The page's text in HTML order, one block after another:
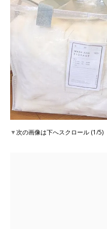
▼次の画像は下へスクロール (1/5)